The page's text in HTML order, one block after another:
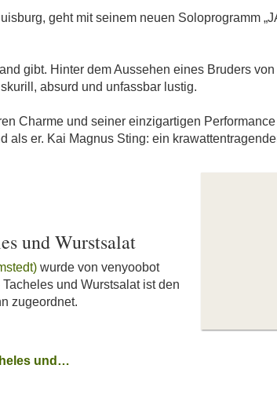
geht mit seinem neuen Soloprogramm
gibt. Hinter dem Aussehen eines Bruders
absurd und unfassbar lustig.
Charme und seiner einzigartigen
als er. Kai Magnus Sting: ein
und Wurstsalat
wurde von venyoobot
und Wurstsalat ist den
zugeordnet.
und…